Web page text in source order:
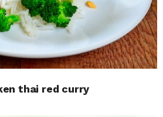
thai red curry